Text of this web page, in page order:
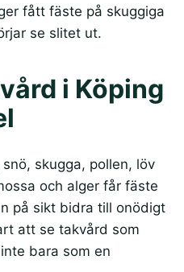
fått fäste på skuggiga
se slitet ut.
i Köping
skugga, pollen, löv
och alger får fäste
på sikt bidra till onödigt
att se takvård som
bara som en